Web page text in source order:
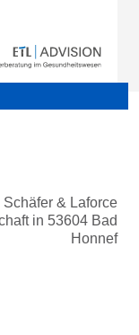
Schäfer & Laforce
in 53604 Bad
Honnef